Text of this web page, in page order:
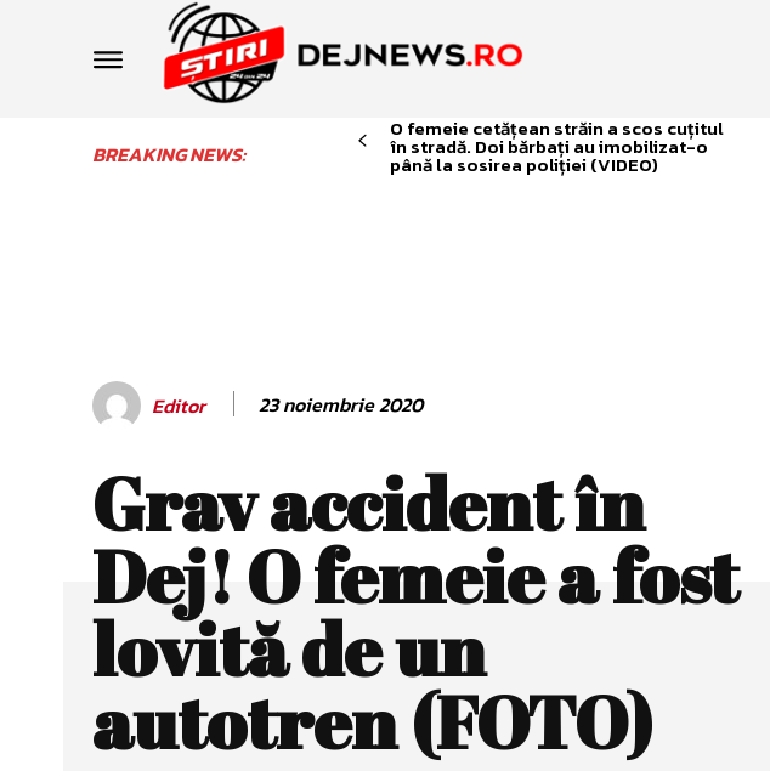
BREAKING NEWS:
O femeie cetățean străin a scos cuțitul
în stradă. Doi bărbați au imobilizat-o
până la sosirea poliției (VIDEO)
Editor 23 noiembrie 2020
Grav accident în
Dej! O femeie a fost
lovită de un
autotren (FOTO)